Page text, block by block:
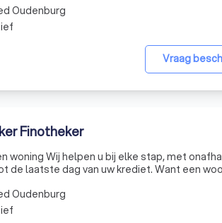
Vraag
Oudenburg
Finotheker
advies en begeleiding. Zodat u
de laatste dag van uw krediet. Want een
Oudenburg